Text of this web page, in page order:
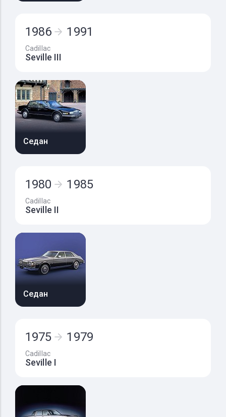
1986 1991
Cadillac
Seville III
Седан
1980 1985
Cadillac
Seville II
Седан
1975 1979
Cadillac
Seville I